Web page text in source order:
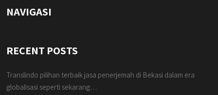
NAVIGASI
RECENT POSTS
Translindo pilihan terbaik jasa penerjemah di Bekasi dalam era
globalisasi seperti sekarang…